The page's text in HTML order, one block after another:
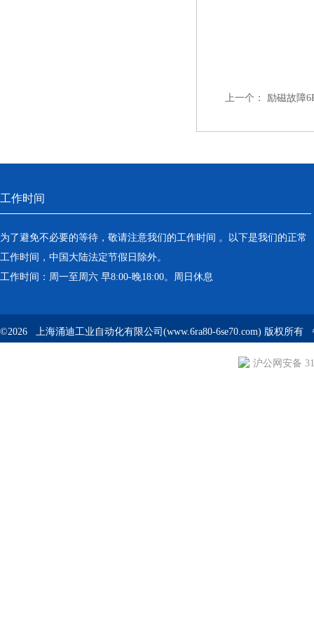
上一个： 励磁故障
工作时间
为了避免不必要的等待，敬请注意我们的工作时间 。以下是我们的正常
工作时间，中国大陆法定节假日除外。
工作时间：周一至周六 早8:00-晚18:00。周日休息
©2026 上海涌迪工业自动化有限公司(www.6ra80-6se70.com) 版权所有
沪公网安备